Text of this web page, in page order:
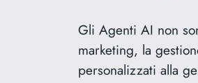
Gli Agenti AI non
marketing, la
personalizzati alla